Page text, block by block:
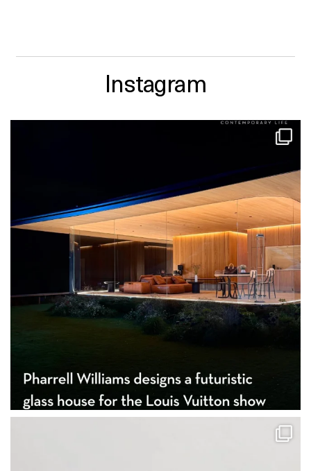
Instagram